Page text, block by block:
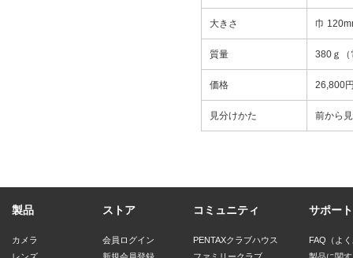
大きさ 巾
質量 380ｇ（
価格 26,800
見分けかた 前から
製品
カメラ
ストア
会員ログイン
コミュニティ
PENTAXクラブハウス
サポート
FAQ（よ